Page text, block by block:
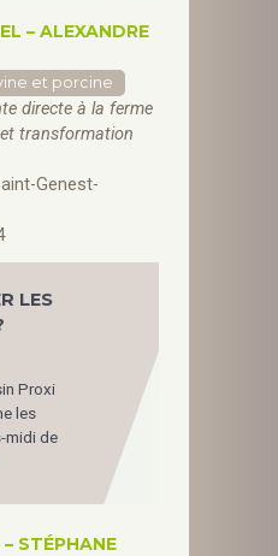
– ALEXANDRE
et porcine
directe à la ferme
transformation
Genest-
LES
Proxi
les
midi de
STÉPHANE